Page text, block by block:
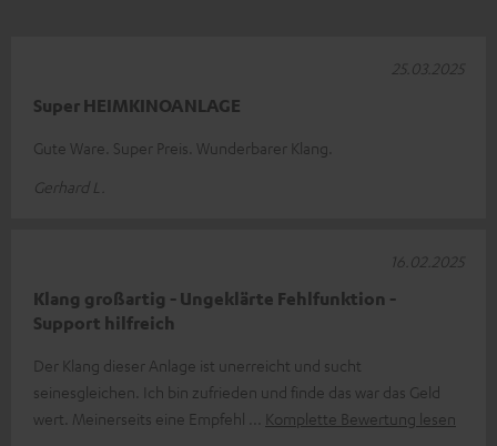
Super HEIMKINOANLAGE
Gute Ware. Super Preis. Wunderbarer Klang.
Gerhard L.
25.03.2025
Klang großartig - Ungeklärte Fehlfunktion -
Support hilfreich
Der Klang dieser Anlage ist unerreicht und sucht
seinesgleichen. Ich bin zufrieden und finde das war das Geld
wert. Meinerseits eine Empfehl
Komplette Bewertung lesen
16.02.2025